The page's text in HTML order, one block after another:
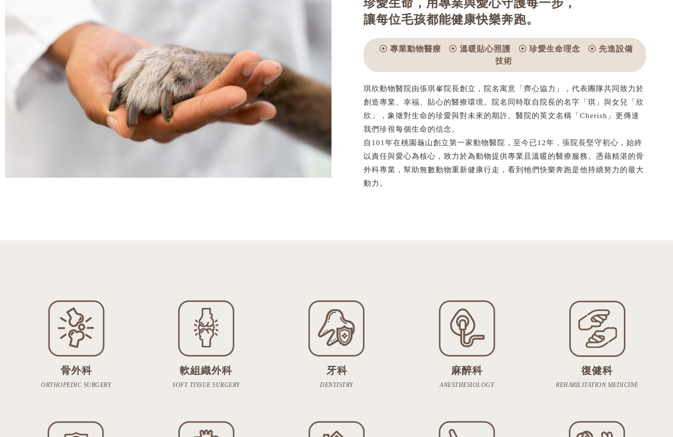
珍愛生命，用專業與愛心守護每一步，
讓每位毛孩都能健康快樂奔跑。
☉ 專業動物醫療 ☉ 溫暖貼心照護 ☉ 珍愛生命理念
☉ 先進設備
技術
琪欣動物醫院由張琪峯院長創立，院名寓意「齊心協力」，代表團隊共同致力於
創造專業、幸福、貼心的醫療環境。院名同時取自院長的名字「琪」與女兒「欣
欣」，象徵對生命的珍愛與對未來的期許。醫院的英文名稱「Cherish」更傳達
我們珍視每個生命的信念。
自101年在桃園龜山創立第一家動物醫院，至今已12年，張院長堅守初心，始終
以責任與愛心為核心，致力於為動物提供專業且溫暖的醫療服務。憑藉精湛的骨
外科專業，幫助無數動物重新健康行走，看到牠們快樂奔跑是他持續努力的最大
動力。
骨外科
ORTHOPEDIC SURGERY
軟組織外科
SOFT TISSUE SURGERY
牙科
DENTISTRY
麻醉科
ANESTHESIOLOGY
復健科
REHABILITATION MEDICINE